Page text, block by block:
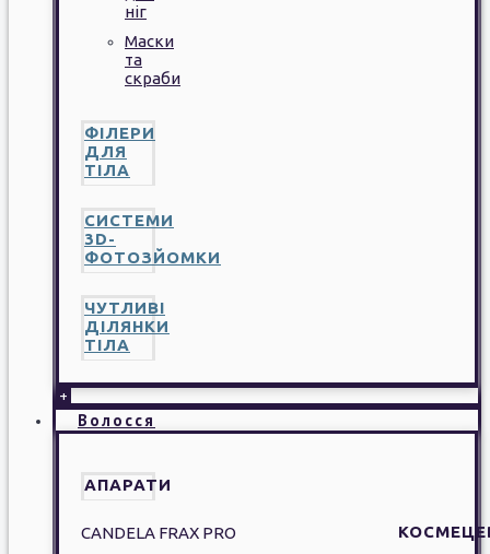
ніг
Маски
та
скраби
ФІЛЕРИ
ДЛЯ
ТІЛА
СИСТЕМИ
3D-
ФОТОЗЙОМКИ
ЧУТЛИВІ
ДІЛЯНКИ
ТІЛА
+
Волосся
АПАРАТИ
CANDELA FRAX PRO